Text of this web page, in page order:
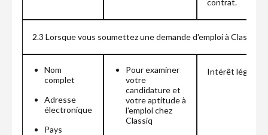
contrat.
2.3 Lorsque vous soumettez une demande d'emploi à Classiq
Nom
complet
Adresse
électronique
Pays
Pour examiner
votre
candidature et
votre aptitude à
l'emploi chez
Classiq
Intérêt légitime